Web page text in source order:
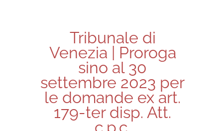
Tribunale di
Venezia | Proroga
sino al 30
settembre 2023 per
le domande ex art.
179-ter disp. Att.
c.p.c.